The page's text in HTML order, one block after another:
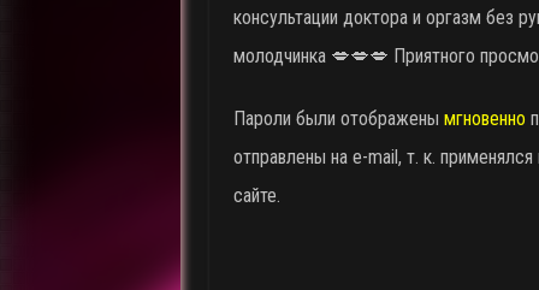
консультации доктора и оргазм без
молодчинка 💋💋💋 Приятного
Пароли были отображены мгновенно
отправлены на e-mail, т. к.
сайте.